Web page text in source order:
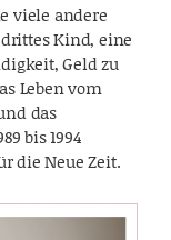
viele andere
Kind, eine
Geld zu
Leben vom
das
bis 1994
die Neue Zeit.